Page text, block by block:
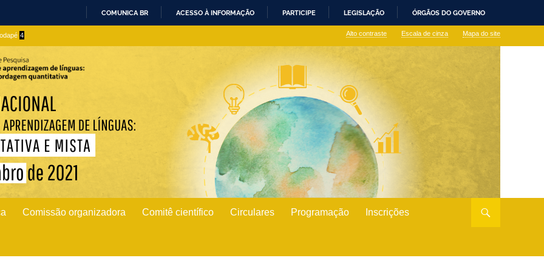
O
COMUNICA BR ACESSO À INFORMAÇÃO PARTICIPE LEGISLAÇÃO ÓRGÃOS DO GOVERNO
4 Alto contraste Escala de cinza Mapa do site
Comissão organizadora Comitê científico Circulares Programação Inscrições